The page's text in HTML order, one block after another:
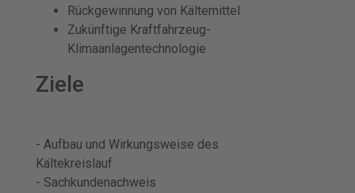
Rückgewinnung von Kältemittel
Zukünftige Kraftfahrzeug-
Klimaanlagentechnologie
Ziele
- Aufbau und Wirkungsweise des
Kältekreislauf
- Sachkundenachweis